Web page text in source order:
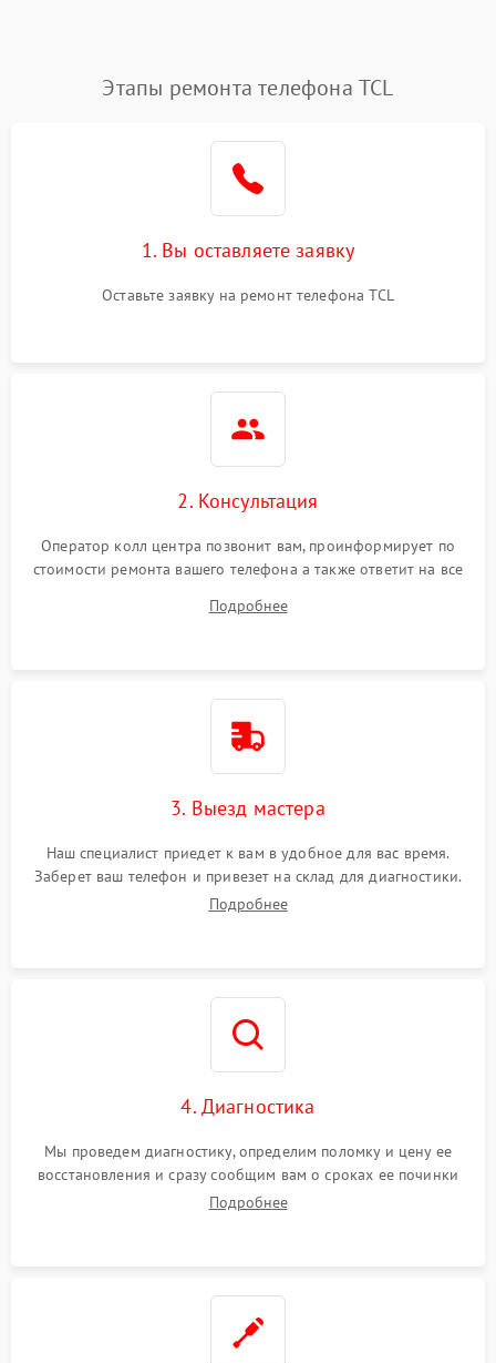
Этапы ремонта телефона TCL
1. Вы оставляете заявку
Оставьте заявку на ремонт телефона TCL
2. Консультация
Оператор колл центра позвонит вам, проинформирует по
стоимости ремонта вашего телефона а также ответит на все
Подробнее
3. Выезд мастера
Наш специалист приедет к вам в удобное для вас время.
Заберет ваш телефон и привезет на склад для диагностики.
Подробнее
4. Диагностика
Мы проведем диагностику, определим поломку и цену ее
восстановления и сразу сообщим вам о сроках ее починки
Подробнее